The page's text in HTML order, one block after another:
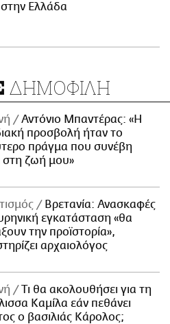
στην Ελλάδα
ΔΗΜΟΦΙΛΗ
Αντόνιο Μπαντέρας: «Η
προσβολή ήταν το
πράγμα που συνέβη
στη ζωή μου»
Βρετανία: Ανασκαφές
εγκατάσταση «θα
την προϊστορία»,
αρχαιολόγος
Τι θα ακολουθήσει για τη
Καμίλα εάν πεθάνει
ο βασιλιάς Κάρολος;